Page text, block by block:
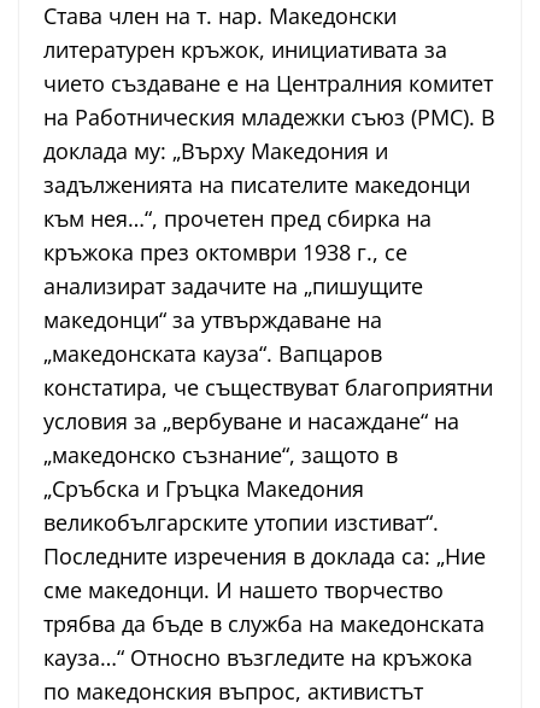
Става член на т. нар. Македонски
литературен кръжок, инициативата за
чието създаване е на Централния комитет
на Работническия младежки съюз (РМС). В
доклада му: „Върху Македония и
задълженията на писателите македонци
към нея…“, прочетен пред сбирка на
кръжока през октомври 1938 г., се
анализират задачите на „пишущите
македонци“ за утвърждаване на
„македонската кауза“. Вапцаров
констатира, че съществуват благоприятни
условия за „вербуване и насаждане“ на
„македонско съзнание“, защото в
„Сръбска и Гръцка Македония
великобългарските утопии изстиват“.
Последните изречения в доклада са: „Ние
сме македонци. И нашето творчество
трябва да бъде в служба на македонската
кауза…“ Относно възгледите на кръжока
по македонския въпрос, активистът